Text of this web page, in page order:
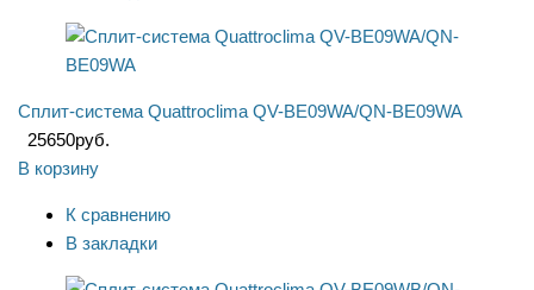
Сплит-система Quattroclima QV-BE09WA/QN-BE09WA
25650руб.
В корзину
К сравнению
В закладки